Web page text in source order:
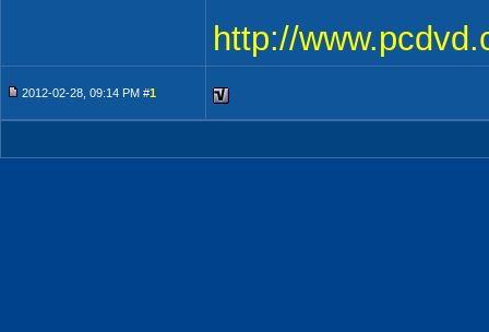
http://
2012-02-28, 09:14 PM #1